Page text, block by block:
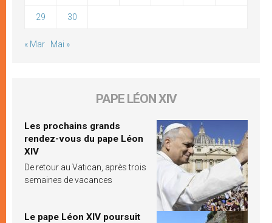
29 30
« Mar Mai »
PAPE LÉON XIV
Les prochains grands
rendez-vous du pape Léon
XIV
De retour au Vatican, après trois
semaines de vacances
Le pape Léon XIV poursuit